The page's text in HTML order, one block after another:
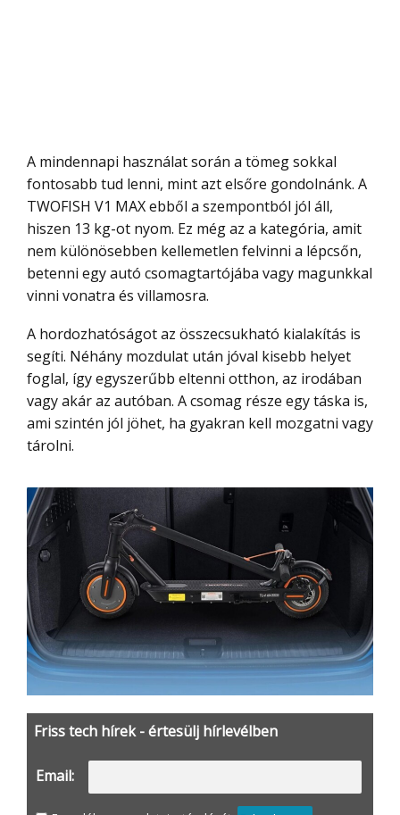
A mindennapi használat során a tömeg sokkal
fontosabb tud lenni, mint azt elsőre gondolnánk. A
TWOFISH V1 MAX ebből a szempontból jól áll,
hiszen 13 kg-ot nyom. Ez még az a kategória, amit
nem különösebben kellemetlen felvinni a lépcsőn,
betenni egy autó csomagtartójába vagy magunkkal
vinni vonatra és villamosra.
A hordozhatóságot az összecsukható kialakítás is
segíti. Néhány mozdulat után jóval kisebb helyet
foglal, így egyszerűbb eltenni otthon, az irodában
vagy akár az autóban. A csomag része egy táska is,
ami szintén jól jöhet, ha gyakran kell mozgatni vagy
tárolni.
Friss tech hírek - értesülj hírlevélben
Email: